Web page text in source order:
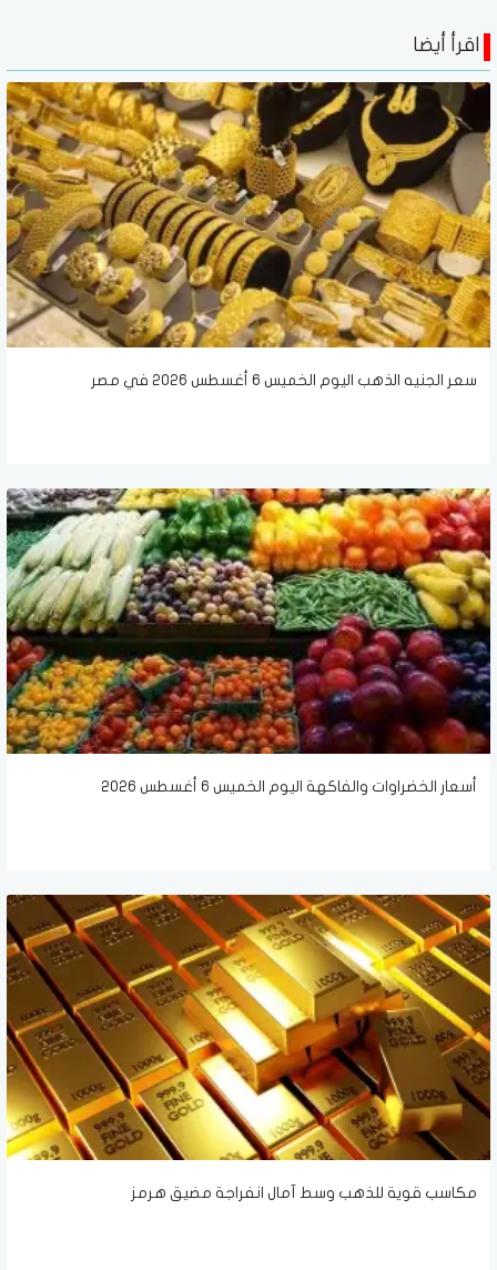
اقرأ أيضا
سعر الجنيه الذهب اليوم الخميس 6 أغسطس 2026 في مصر
أسعار الخضراوات والفاكهة اليوم الخميس 6 أغسطس 2026
مكاسب قوية للذهب وسط آمال انفراجة مضيق هرمز